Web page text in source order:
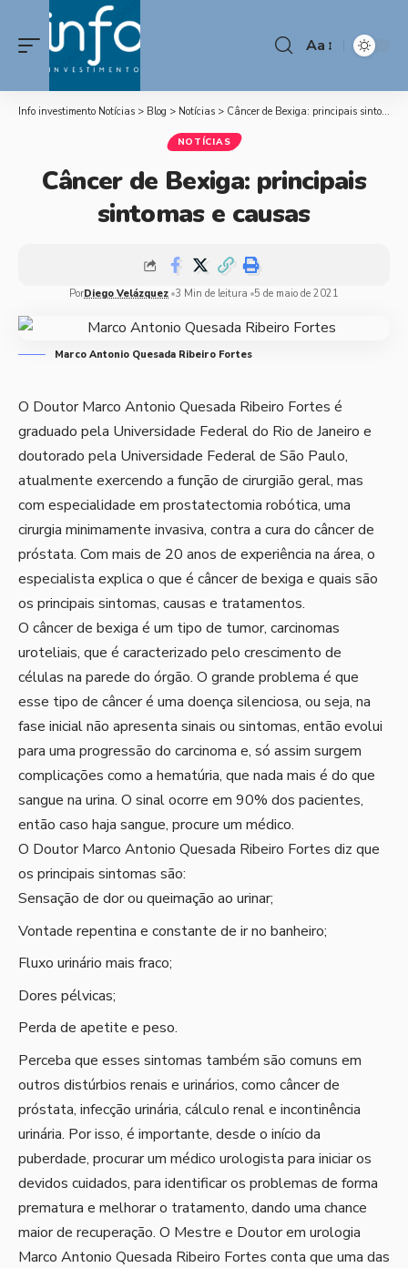
Aa
Info investimento Notícias > Blog > Notícias > Câncer de Bexiga: principais sintomas e causas
NOTÍCIAS
Câncer de Bexiga: principais
sintomas e causas
PorDiego Velázquez 3 Min de leitura 5 de maio de 2021
Marco Antonio Quesada Ribeiro Fortes
O Doutor Marco Antonio Quesada Ribeiro Fortes é
graduado pela Universidade Federal do Rio de Janeiro e
doutorado pela Universidade Federal de São Paulo,
atualmente exercendo a função de cirurgião geral, mas
com especialidade em prostatectomia robótica, uma
cirurgia minimamente invasiva, contra a cura do câncer de
próstata. Com mais de 20 anos de experiência na área, o
especialista explica o que é câncer de bexiga e quais são
os principais sintomas, causas e tratamentos.
O câncer de bexiga é um tipo de tumor, carcinomas
uroteliais, que é caracterizado pelo crescimento de
células na parede do órgão. O grande problema é que
esse tipo de câncer é uma doença silenciosa, ou seja, na
fase inicial não apresenta sinais ou sintomas, então evolui
para uma progressão do carcinoma e, só assim surgem
complicações como a hematúria, que nada mais é do que
sangue na urina. O sinal ocorre em 90% dos pacientes,
então caso haja sangue, procure um médico.
O Doutor Marco Antonio Quesada Ribeiro Fortes diz que
os principais sintomas são:
Sensação de dor ou queimação ao urinar;
Vontade repentina e constante de ir no banheiro;
Fluxo urinário mais fraco;
Dores pélvicas;
Perda de apetite e peso.
Perceba que esses sintomas também são comuns em
outros distúrbios renais e urinários, como câncer de
próstata, infecção urinária, cálculo renal e incontinência
urinária. Por isso, é importante, desde o início da
puberdade, procurar um médico urologista para iniciar os
devidos cuidados, para identificar os problemas de forma
prematura e melhorar o tratamento, dando uma chance
maior de recuperação. O Mestre e Doutor em urologia
Marco Antonio Quesada Ribeiro Fortes conta que uma das